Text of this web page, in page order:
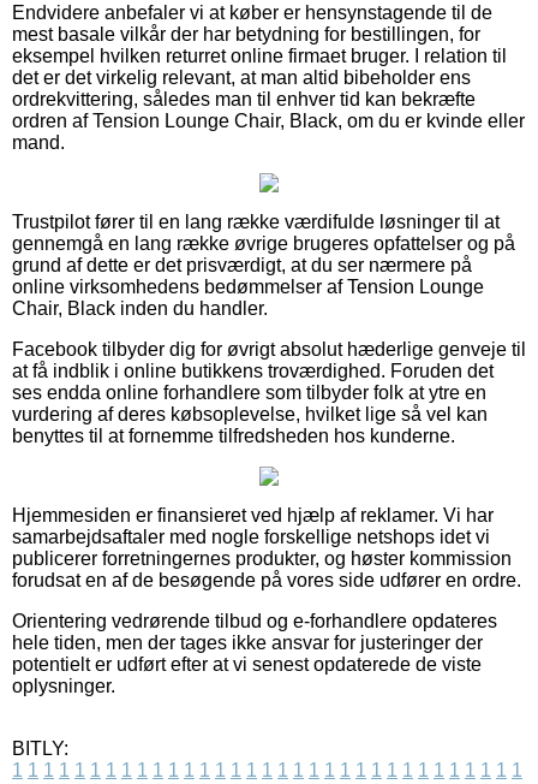
Endvidere anbefaler vi at køber er hensynstagende til de
mest basale vilkår der har betydning for bestillingen, for
eksempel hvilken returret online firmaet bruger. I relation til
det er det virkelig relevant, at man altid bibeholder ens
ordrekvittering, således man til enhver tid kan bekræfte
ordren af Tension Lounge Chair, Black, om du er kvinde eller
mand.
Trustpilot fører til en lang række værdifulde løsninger til at
gennemgå en lang række øvrige brugeres opfattelser og på
grund af dette er det prisværdigt, at du ser nærmere på
online virksomhedens bedømmelser af Tension Lounge
Chair, Black inden du handler.
Facebook tilbyder dig for øvrigt absolut hæderlige genveje til
at få indblik i online butikkens troværdighed. Foruden det
ses endda online forhandlere som tilbyder folk at ytre en
vurdering af deres købsoplevelse, hvilket lige så vel kan
benyttes til at fornemme tilfredsheden hos kunderne.
Hjemmesiden er finansieret ved hjælp af reklamer. Vi har
samarbejdsaftaler med nogle forskellige netshops idet vi
publicerer forretningernes produkter, og høster kommission
forudsat en af de besøgende på vores side udfører en ordre.
Orientering vedrørende tilbud og e-forhandlere opdateres
hele tiden, men der tages ikke ansvar for justeringer der
potentielt er udført efter at vi senest opdaterede de viste
oplysninger.
BITLY:
1 1 1 1 1 1 1 1 1 1 1 1 1 1 1 1 1 1 1 1 1 1 1 1 1 1 1 1 1 1 1 1 1